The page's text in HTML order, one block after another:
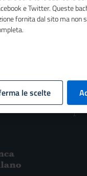
e Twitter. Queste
fornita dal sito ma non
le scelte